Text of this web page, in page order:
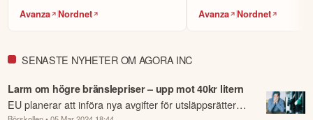
Avanza Nordnet Avanza Nordnet
SENASTE NYHETER OM AGORA INC
Larm om högre bränslepriser – upp mot 40kr litern
EU planerar att införa nya avgifter för utsläppsrätter,